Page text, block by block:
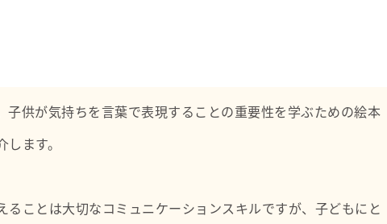
内科、神経科、児童精神科
ける心理評価
理療法、プレイセラピー
子供が気持ちを言葉で表現することの重要性を学ぶための絵本
ます。
ることは大切なコミュニケーションスキルですが、子どもにと